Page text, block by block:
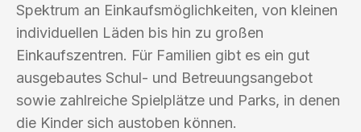
Spektrum an Einkaufsmöglichkeiten, von kleinen
individuellen Läden bis hin zu großen
Einkaufszentren. Für Familien gibt es ein gut
ausgebautes Schul- und Betreuungsangebot
sowie zahlreiche Spielplätze und Parks, in denen
die Kinder sich austoben können.